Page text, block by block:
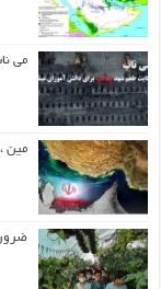
می
مین